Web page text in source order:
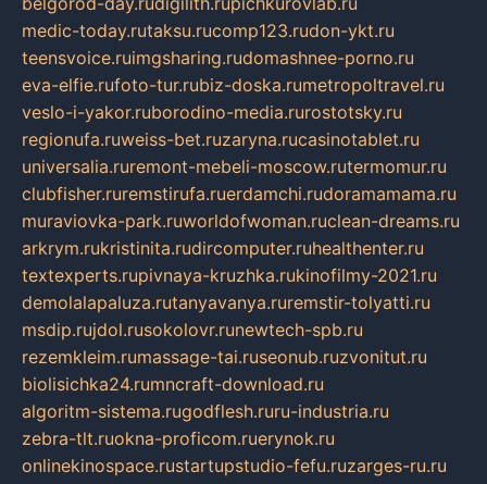
medic-today.rutaksu.rucomp123.rudon-ykt.ru
teensvoice.ruimgsharing.rudomashnee-porno.ru
eva-elfie.rufoto-tur.rubiz-doska.rumetropoltravel.ru
veslo-i-yakor.ruborodino-media.rurostotsky.ru
regionufa.ruweiss-bet.ruzaryna.rucasinotablet.ru
universalia.ruremont-mebeli-moscow.rutermomur.ru
clubfisher.ruremstirufa.ruerdamchi.rudoramamama.ru
muraviovka-park.ruworldofwoman.ruclean-dreams.ru
arkrym.rukristinita.rudircomputer.ruhealthenter.ru
textexperts.rupivnaya-kruzhka.rukinofilmy-2021.ru
demolalapaluza.rutanyavanya.ruremstir-tolyatti.ru
msdip.rujdol.rusokolovr.runewtech-spb.ru
rezemkleim.rumassage-tai.ruseonub.ruzvonitut.ru
biolisichka24.rumncraft-download.ru
algoritm-sistema.rugodflesh.ruru-industria.ru
zebra-tlt.ruokna-proficom.ruerynok.ru
onlinekinospace.rustartupstudio-fefu.ruzarges-ru.ru